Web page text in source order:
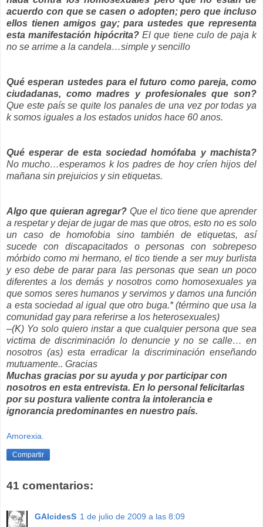
acuerdo con que se casen o adopten; pero que incluso
ellos tienen amigos gay; para ustedes que representa
esta manifestación hipócrita? El que tiene culo de paja k
no se arrime a la candela…simple y sencillo
Qué esperan ustedes para el futuro como pareja, como
ciudadanas, como madres y profesionales que son?
Que este país se quite los panales de una vez por todas ya
k somos iguales a los estados unidos hace 60 anos.
Qué esperar de esta sociedad homófaba y machista?
No mucho…esperamos k los padres de hoy críen hijos del
mañana sin prejuicios y sin etiquetas.
Algo que quieran agregar? Que el tico tiene que aprender
a respetar y dejar de jugar de mas que otros, esto no es solo
un caso de homofobia sino también de etiquetas, así
sucede con discapacitados o personas con sobrepeso
mórbido como mi hermano, el tico tiende a ser muy burlista
y eso debe de parar para las personas que sean un poco
diferentes a los demás y nosotros como homosexuales ya
que somos seres humanos y servimos y damos una función
a esta sociedad al igual que otro buga.* (término que usa la
comunidad gay para referirse a los heterosexuales)
–(K) Yo solo quiero instar a que cualquier persona que sea
victima de discriminación lo denuncie y no se calle… en
nosotros (as) esta erradicar la discriminación enseñando
mutuamente.. Gracias
Muchas gracias por su ayuda y por participar con
nosotros en esta entrevista. En lo personal felicitarlas
por su postura valiente contra la intolerancia e
ignorancia predominantes en nuestro país.
Amorexia.
Compartir
41 comentarios:
GAlcidesS 1 de julio de 2009 a las 8:09